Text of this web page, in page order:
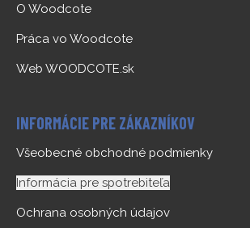
O Woodcote
Práca vo Woodcote
Web WOODCOTE.sk
INFORMÁCIE PRE ZÁKAZNÍKOV
Všeobecné obchodné podmienky
Informácia pre spotrebiteľa
Ochrana osobných údajov